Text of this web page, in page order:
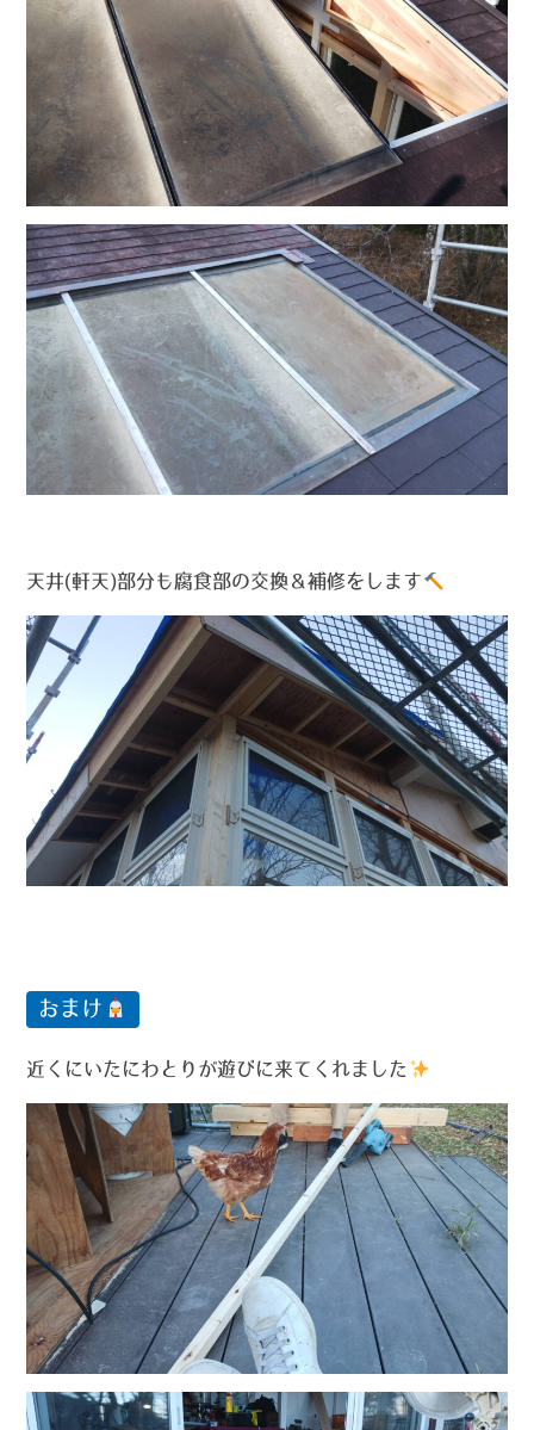
天井(軒天)部分も腐食部の交換＆補修をします
おまけ
近くにいたにわとりが遊びに来てくれました